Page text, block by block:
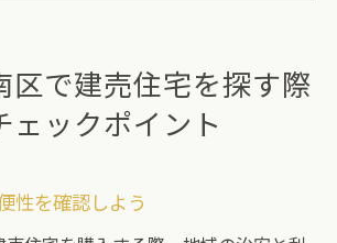
確認すべき法的手続き
ンの事前審査を忘れずに
入時に押さえておくべき市場動向
況レポートの活用法
区で建売住宅を探す際
ェックポイント
性を確認しよう